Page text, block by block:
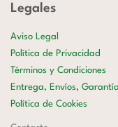
Legales
Aviso Legal
Política de Privacidad
Términos y Condiciones
Entrega, Envíos,
Política de Cookies